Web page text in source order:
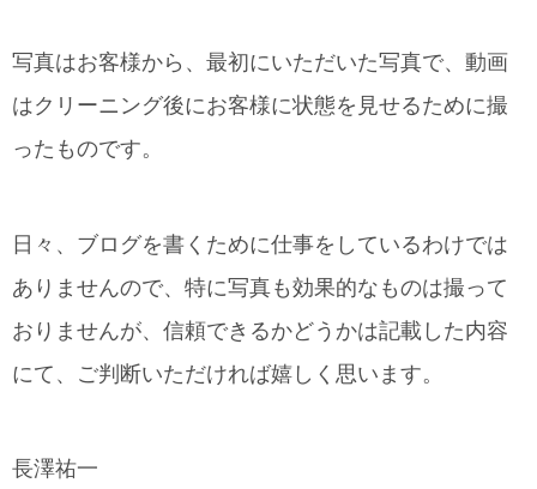
写真はお客様から、最初にいただいた写真で、動画
はクリーニング後にお客様に状態を見せるために撮
ったものです。
日々、ブログを書くために仕事をしているわけでは
ありませんので、特に写真も効果的なものは撮って
おりませんが、信頼できるかどうかは記載した内容
にて、ご判断いただければ嬉しく思います。
長澤祐一